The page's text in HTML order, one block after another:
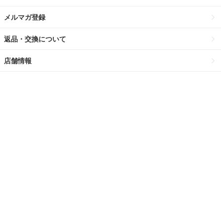
メルマガ登録
返品・交換について
店舗情報